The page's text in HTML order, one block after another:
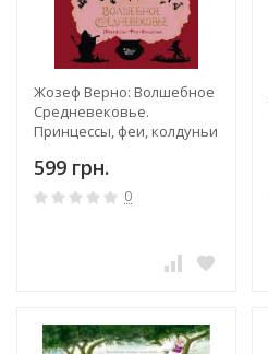
Жозеф Верно: Волшебное
Средневековье.
Принцессы, феи, колдуньи
599 грн.
0